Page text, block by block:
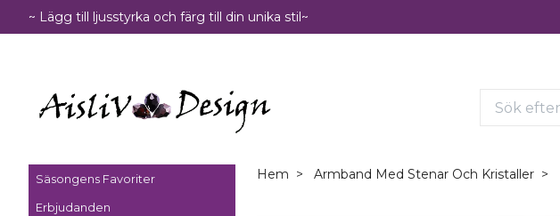
~ Lägg till ljusstyrka och färg till din unika stil~
Säsongens Favoriter
Erbjudanden
Hem Armband Med Stenar Och Kristaller